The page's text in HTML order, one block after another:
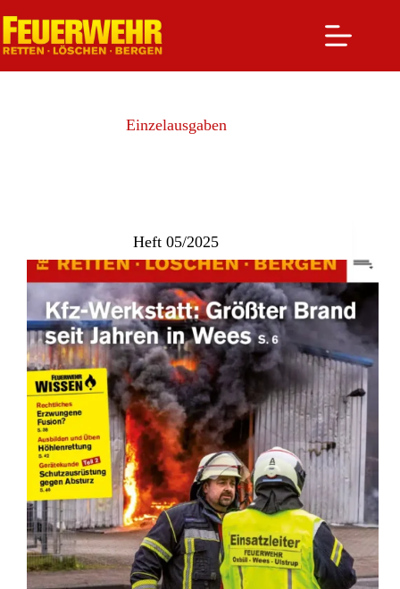
Inhalt
springen
Einzelausgaben
Heft 05/2025